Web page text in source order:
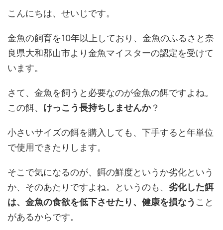
こんにちは、せいじです。
金魚の飼育を10年以上しており、金魚のふるさと奈
良県大和郡山市より金魚マイスターの認定を受けて
います。
さて、金魚を飼うと必要なのが金魚の餌ですよね。
この餌、 けっこう長持ちしませんか？
小さいサイズの餌を購入しても、下手すると年単位
で使用できたりします。
そこで気になるのが、餌の鮮度というか劣化という
か、そのあたりですよね。というのも、 劣化した餌
は、金魚の食欲を低下させたり、健康を損なう こと
があるからです。